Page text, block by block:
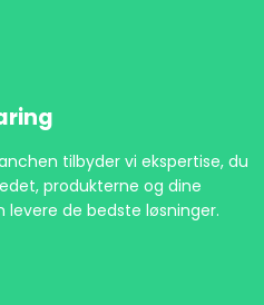
tilbyder vi ekspertise, du
produkterne og dine
levere de bedste løsninger.